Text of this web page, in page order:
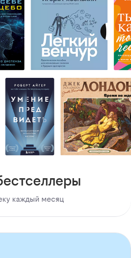
каждый месяц